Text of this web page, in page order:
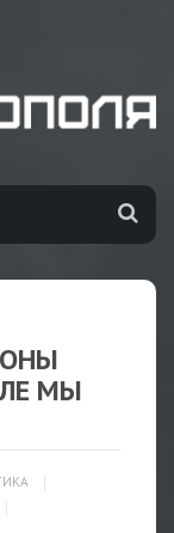
МЫ